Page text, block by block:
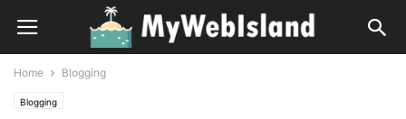
Home Blogging
Blogging